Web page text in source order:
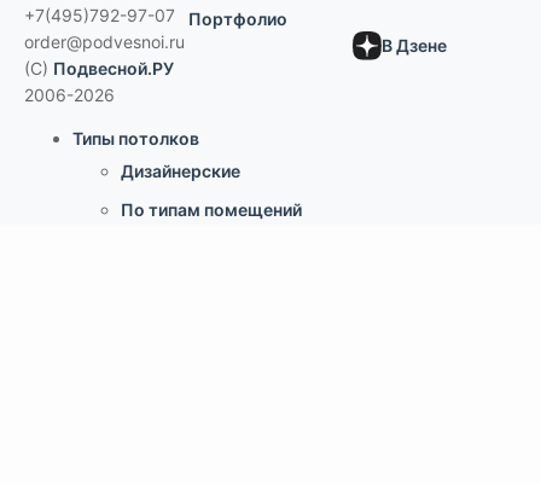
+7(495)792-97-07
order@podvesnoi.ru
(C) Подвесной.РУ
2006-2026
Портфолио
В Дзене
Типы потолков
Дизайнерские
По типам помещений